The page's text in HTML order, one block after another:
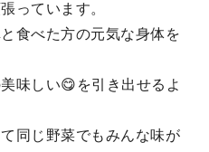
っています。
食べた方の元気な身体を
味しい😋を引き出せるよ
同じ野菜でもみんな味が